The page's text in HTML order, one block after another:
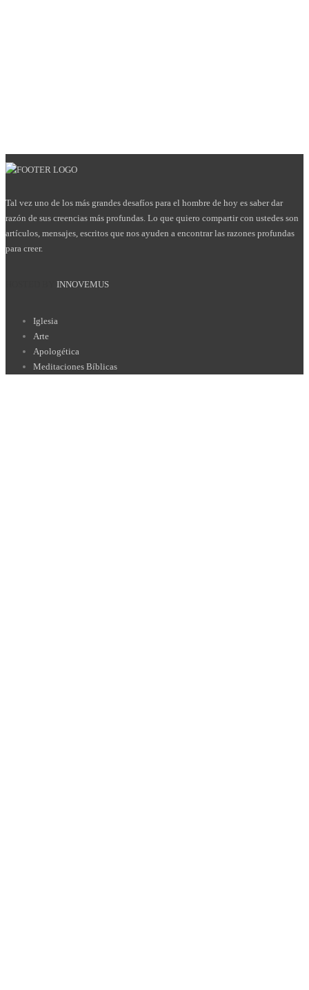
Tal vez uno de los más grandes desafíos para el hombre de hoy es saber dar
razón de sus creencias más profundas. Lo que quiero compartir con ustedes son
artículos, mensajes, escritos que nos ayuden a encontrar las razones profundas
para creer.
INNOVEMUS
Iglesia
Arte
Apologética
Meditaciones Bíblicas